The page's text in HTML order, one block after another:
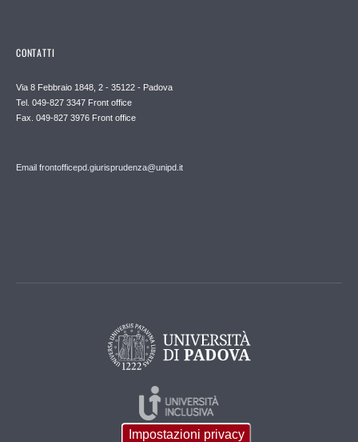
CONTATTI
Via 8 Febbraio 1848, 2 - 35122 - Padova
Tel. 049-827 3347 Front office
Fax. 049-827 3976 Front office
Email frontofficepd.giurisprudenza@unipd.it
Impostazioni privacy